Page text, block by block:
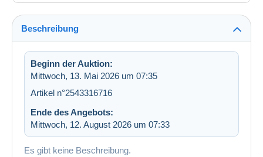
Beschreibung
Beginn der Auktion:
Mittwoch, 13. Mai 2026 um 07:35
Artikel n°2543316716
Ende des Angebots:
Mittwoch, 12. August 2026 um 07:33
Es gibt keine Beschreibung.